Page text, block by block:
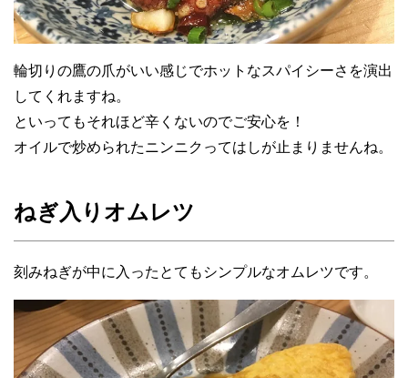
輪切りの鷹の爪がいい感じでホットなスパイシーさを演出
してくれますね。
といってもそれほど辛くないのでご安心を！
オイルで炒められたニンニクってはしが止まりませんね。
ねぎ入りオムレツ
刻みねぎが中に入ったとてもシンプルなオムレツです。